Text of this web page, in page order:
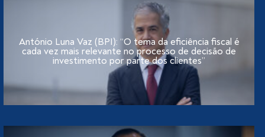
António Luna Vaz (BPI): “O tema da eficiência fiscal é
cada vez mais relevante no processo de decisão de
investimento por parte dos clientes”